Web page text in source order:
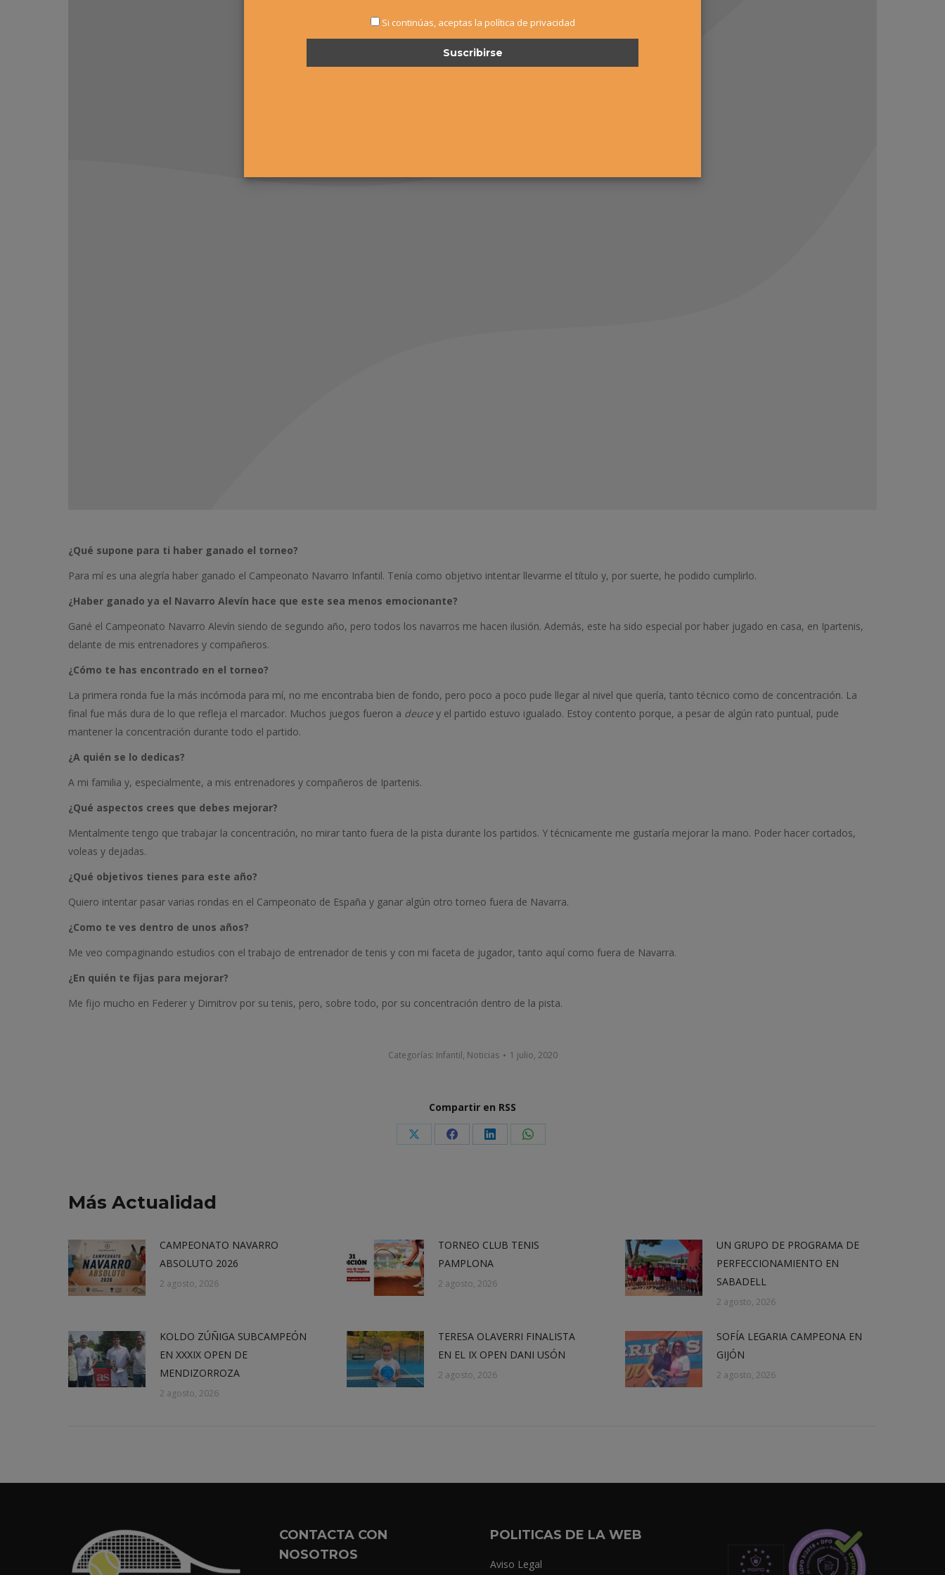
¿Qué supone para ti haber ganado el torneo?
Para mí es una alegría haber ganado el Campeonato Navarro Infantil. Tenía como objetivo intentar llevarme el título y, por suerte, he podido cumplirlo.
¿Haber ganado ya el Navarro Alevín hace que este sea menos emocionante?
Gané el Campeonato Navarro Alevín siendo de segundo año, pero todos los navarros me hacen ilusión. Además, este ha sido especial por haber jugado en casa, en Ipartenis,
delante de mis entrenadores y compañeros.
¿Cómo te has encontrado en el torneo?
La primera ronda fue la más incómoda para mí, no me encontraba bien de fondo, pero poco a poco pude llegar al nivel que quería, tanto técnico como de concentración. La
final fue más dura de lo que refleja el marcador. Muchos juegos fueron a deuce y el partido estuvo igualado. Estoy contento porque, a pesar de algún rato puntual, pude
mantener la concentración durante todo el partido.
¿A quién se lo dedicas?
A mi familia y, especialmente, a mis entrenadores y compañeros de Ipartenis.
¿Qué aspectos crees que debes mejorar?
Mentalmente tengo que trabajar la concentración, no mirar tanto fuera de la pista durante los partidos. Y técnicamente me gustaría mejorar la mano. Poder hacer cortados,
voleas y dejadas.
¿Qué objetivos tienes para este año?
Quiero intentar pasar varias rondas en el Campeonato de España y ganar algún otro torneo fuera de Navarra.
¿Como te ves dentro de unos años?
Me veo compaginando estudios con el trabajo de entrenador de tenis y con mi faceta de jugador, tanto aquí como fuera de Navarra.
¿En quién te fijas para mejorar?
Me fijo mucho en Federer y Dimitrov por su tenis, pero, sobre todo, por su concentración dentro de la pista.
Categorías: Infantil, Noticias 1 julio, 2020
Compartir en RSS
Share Share Share Share
Más Actualidad
CAMPEONATO NAVARRO
ABSOLUTO 2026
2 agosto, 2026
TORNEO CLUB TENIS
PAMPLONA
2 agosto, 2026
UN GRUPO DE PROGRAMA DE
PERFECCIONAMIENTO EN
SABADELL
2 agosto, 2026
KOLDO ZÚÑIGA SUBCAMPEÓN
EN XXXIX OPEN DE
MENDIZORROZA
2 agosto, 2026
TERESA OLAVERRI FINALISTA
EN EL IX OPEN DANI USÓN
2 agosto, 2026
SOFÍA LEGARIA CAMPEONA EN
GIJÓN
2 agosto, 2026
CONTACTA CON
NOSOTROS
POLITICAS DE LA WEB
Aviso Legal
Si continúas, aceptas la política de privacidad